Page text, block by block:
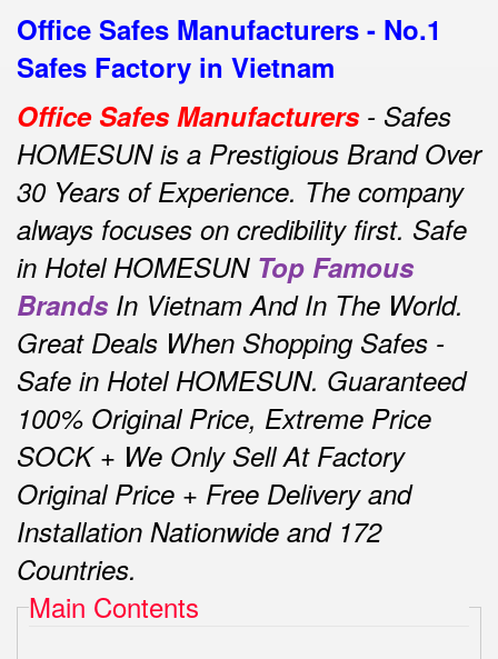
Office Safes Manufacturers - No.1
Safes Factory in Vietnam
Office Safes Manufacturers - Safes
HOMESUN is a Prestigious Brand Over
30 Years of Experience. The company
always focuses on credibility first. Safe
in Hotel HOMESUN Top Famous
Brands In Vietnam And In The World.
Great Deals When Shopping Safes -
Safe in Hotel HOMESUN. Guaranteed
100% Original Price, Extreme Price
SOCK + We Only Sell At Factory
Original Price + Free Delivery and
Installation Nationwide and 172
Countries.
Main Contents